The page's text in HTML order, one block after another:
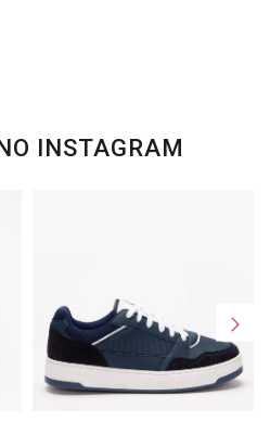
INSTAGRAM